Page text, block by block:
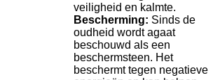
veiligheid en kalmte.
Bescherming: Sinds de
oudheid wordt agaat
beschouwd als een
beschermsteen. Het
beschermt tegen negatieve